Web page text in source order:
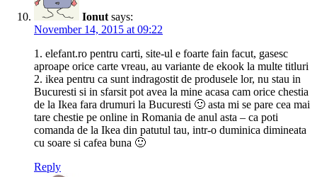
Ionut says:
November 14, 2015 at 09:22
1. elefant.ro pentru carti, site-ul e foarte fain facut, gasesc
aproape orice carte vreau, au variante de ekook la multe titluri
2. ikea pentru ca sunt indragostit de produsele lor, nu stau in
Bucuresti si in sfarsit pot avea la mine acasa cam orice chestia
de la Ikea fara drumuri la Bucuresti 🙂 asta mi se pare cea mai
tare chestie pe online in Romania de anul asta – ca poti
comanda de la Ikea din patutul tau, intr-o duminica dimineata
cu soare si cafea buna 🙂
Reply